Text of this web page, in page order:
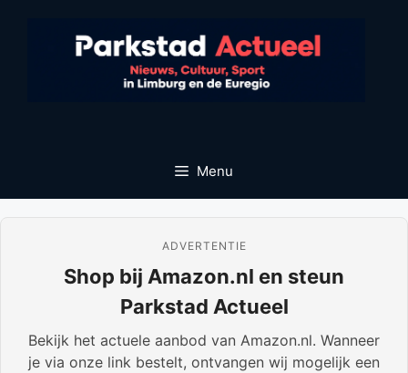
Menu
ADVERTENTIE
Shop bij Amazon.nl en steun
Parkstad Actueel
Bekijk het actuele aanbod van Amazon.nl. Wanneer
je via onze link bestelt, ontvangen wij mogelijk een